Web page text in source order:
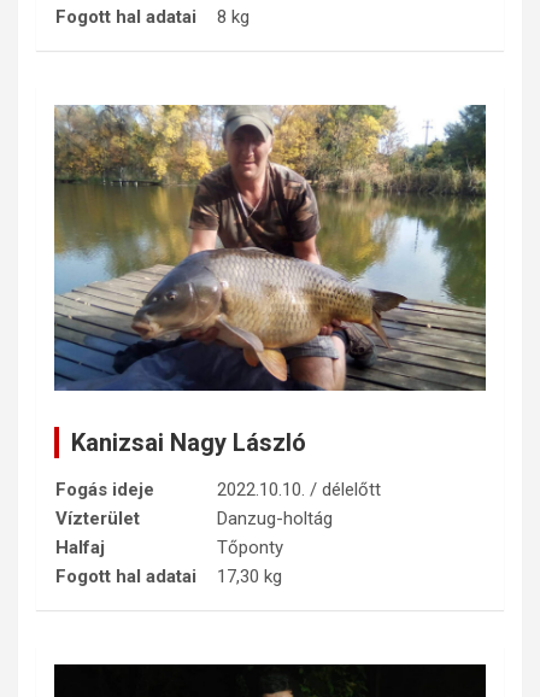
Fogott hal adatai
8 kg
Kanizsai Nagy László
Fogás ideje
2022.10.10. / délelőtt
Vízterület
Danzug-holtág
Halfaj
Tőponty
Fogott hal adatai
17,30 kg